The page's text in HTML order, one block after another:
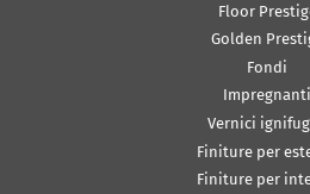
Floor
Golden
Fondi
Impregnanti
Vernici
Finiture per
Finiture per